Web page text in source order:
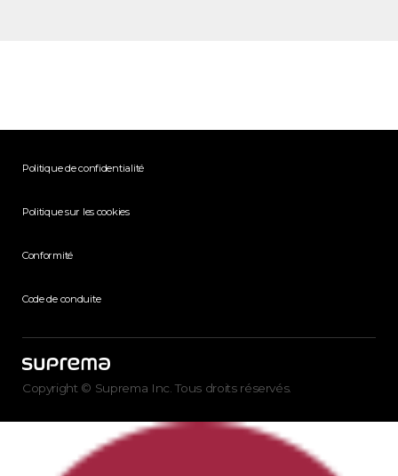
Politique de confidentialité
Politique sur les cookies
Conformité
Code de conduite
Copyright © Suprema Inc. Tous droits réservés.